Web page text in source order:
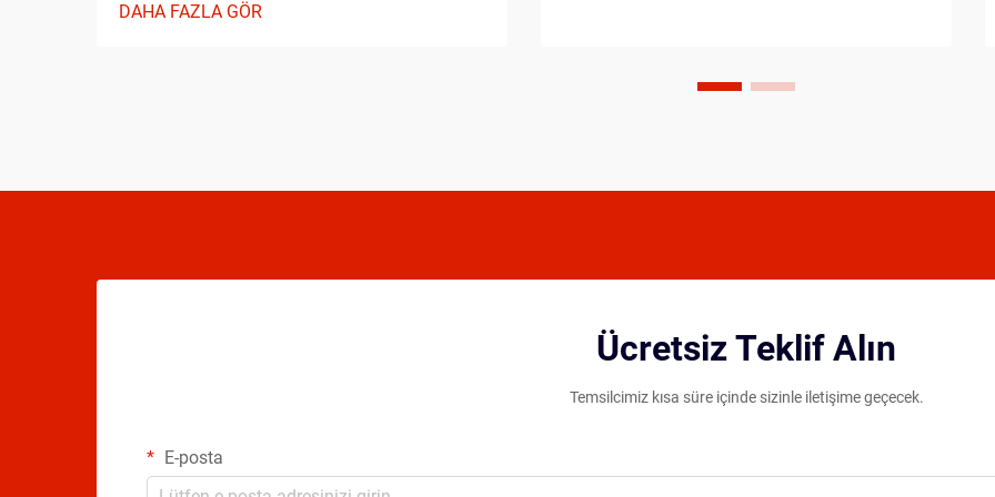
çıkmadan önce temel unsurları anlamak,
DAHA FAZLA GÖR
Ücretsiz Teklif Alın
Temsilcimiz kısa süre içinde sizinle iletişime geçecek.
E-posta